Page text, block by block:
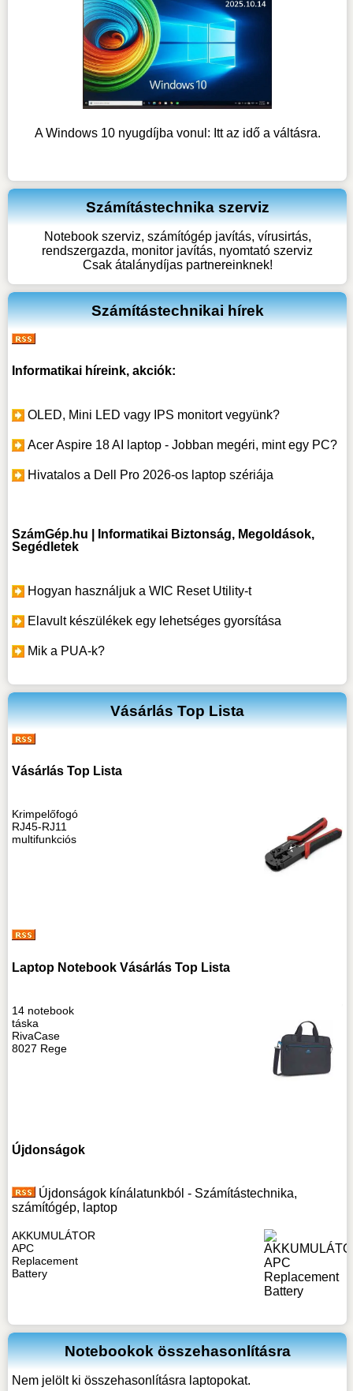
A Windows 10 nyugdíjba vonul: Itt az idő a váltásra.
Számítástechnika szerviz
Notebook szerviz, számítógép javítás, vírusirtás,
rendszergazda, monitor javítás, nyomtató szerviz
Csak átalánydíjas partnereinknek!
Számítástechnikai hírek
Informatikai híreink, akciók:
OLED, Mini LED vagy IPS monitort vegyünk?
Acer Aspire 18 AI laptop - Jobban megéri, mint egy PC?
Hivatalos a Dell Pro 2026-os laptop szériája
SzámGép.hu | Informatikai Biztonság, Megoldások,
Segédletek
Hogyan használjuk a WIC Reset Utility-t
Elavult készülékek egy lehetséges gyorsítása
Mik a PUA-k?
Vásárlás Top Lista
Vásárlás Top Lista
Krimpelőfogó
RJ45-RJ11
multifunkciós
Laptop Notebook Vásárlás Top Lista
14 notebook
táska
RivaCase
8027 Rege
Újdonságok
Újdonságok kínálatunkból - Számítástechnika,
számítógép, laptop
AKKUMULÁTOR
APC
Replacement
Battery
Notebookok összehasonlításra
Nem jelölt ki összehasonlításra laptopokat.